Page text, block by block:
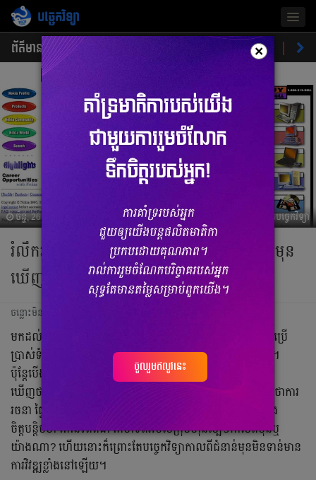
បច្ចេកវិទ្យា
ព័ត៌មាន ផលិតផលថ្មី ហាងឆេងផលិតផល ចំណ
ច័ន្ទ, 26 កក្កដា 2021 08:42 ប្រវត្តិបច្ចេកវិទ្យា
រំលឹកអនុស្សាវរីយ៍គេហទំព័រល្បីៗកាលពី ២៥ឆ្នាំមុន
ឃើញហើយក្ដុកក្ដួល
ចន្លោះមិនឃើញ
មកដល់ពេលនេះ ឆ្នាំ២០២១ យើងឃើញគេហទំព័រជាច្រើនមានផ្ទៃប្រើ
ប្រាស់ទំនើប ស្រឡះងាយស្រួលប្រើ ការរចនាមានភាពស្រស់ស្អាត។
ប៉ុន្ដែបើងាកទៅក្រោយបន្ដិច ប្រមាណជា ឆ្នាំ១៩៩៦ នោះយើងនឹង
ឃើញថា គេហទំព័ររបស់ក្រុមហ៊ុនល្បីៗជាច្រើនលើពិភពលោក មិនថាការ
រចនា ផ្ទៃប្រើប្រាស់នោះទេ បន្ទាប់ពីឃើញហើយ អ្នកអាចនឹងភ្ញាក់ក្នុង
ចិត្តបន្ដិចថា តើនេះពិតជា គេហទំព័ររបស់ក្រុមហ៊ុនល្បីៗកាលពីមុនឬ
យ៉ាងណា? ហើយនោះក៏ព្រោះតែបច្ចេកវិទ្យាកាលពីជំនាន់មុនមិនទាន់មាន
ការវិវឌ្ឍខ្លាំងនៅឡើយ។
×
ចូលរួមឥលូវនេះ